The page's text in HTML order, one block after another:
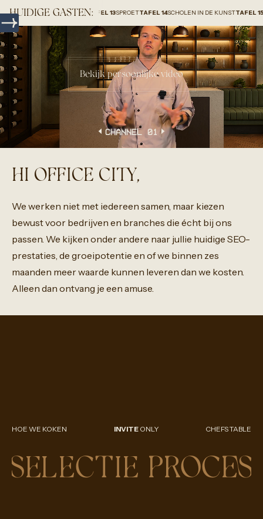
HUIDIGE GASTEN:
HOLLAND B.V. TAFEL 13SPROETTAFEL 14SCHOLEN IN DE KUNST TAFEL 15HOMEUP
Bekijk persoonlijke video
CHANNEL 01
HI OFFICE CITY,
We werken niet met iedereen samen, maar kiezen
bewustvoor bedrijven en branches die écht bij ons
passen. We kijken onderandere naar jullie huidige SEO-
prestaties, de groeipotentie en ofwe binnen zes
maanden meerwaarde kunnen leveren dan we kosten.
Alleen dan ontvang je een amuse.
HOE WE KOKEN INVITEONLY CHEFS TABLE
SELECTIE PROCES